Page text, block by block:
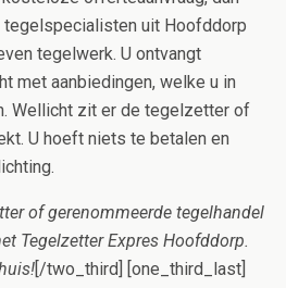
uit Hoofddorp
tegelwerk. U ontvangt
met aanbiedingen, welke u in
Wellicht zit er de tegelzetter of
U hoeft niets te betalen en
of gerenommeerde tegelhandel
Tegelzetter Expres Hoofddorp.
[/two_third] [one_third_last]